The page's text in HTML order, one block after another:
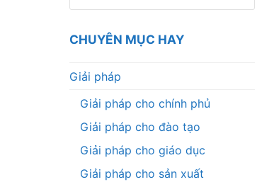
CHUYÊN MỤC HAY
Giải pháp
Giải pháp cho chính phủ
Giải pháp cho đào tạo
Giải pháp cho giáo dục
Giải pháp cho sản xuất